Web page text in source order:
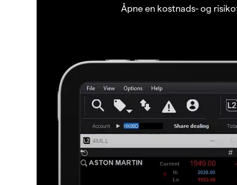
Åpne en kostnads- og